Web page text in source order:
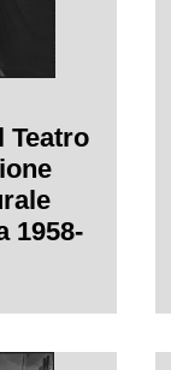
Teatro
1958-
la